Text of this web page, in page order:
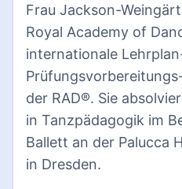
Frau Jackson-
Royal Academy of
internationale
der RAD®. Sie
in Tanzpädagogik im
Ballett an der Palucca
in Dresden.